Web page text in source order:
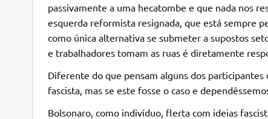
passivamente a uma hecatombe e que nada nos
esquerda reformista resignada, que está sempre
como única alternativa se submeter a supostos
e trabalhadores tomam as ruas é diretamente
Diferente do que pensam alguns dos
fascista, mas se este fosse o caso e
Bolsonaro, como indivíduo, flerta com ideias